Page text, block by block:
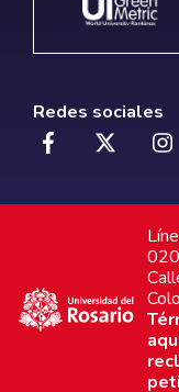
Redes sociales